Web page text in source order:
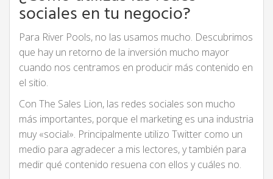
sociales en tu negocio?
Para River Pools, no las usamos mucho. Descubrimos
que hay un retorno de la inversión mucho mayor
cuando nos centramos en producir más contenido en
el sitio.
Con The Sales Lion, las redes sociales son mucho
más importantes, porque el marketing es una industria
muy «social». Principalmente utilizo Twitter como un
medio para agradecer a mis lectores, y también para
medir qué contenido resuena con ellos y cuáles no.